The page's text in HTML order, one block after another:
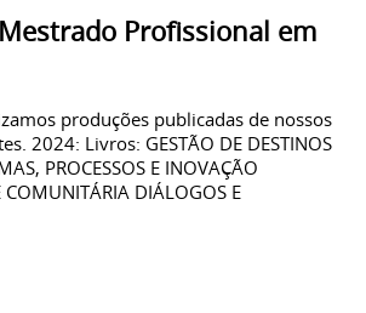
Profissional em
produções publicadas de nossos
2024: Livros: GESTÃO DE DESTINOS
PROCESSOS E INOVAÇÃO
COMUNITÁRIA DIÁLOGOS E